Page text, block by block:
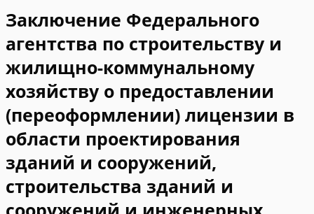
Заключение Федерального
агентства по строительству и
жилищно-коммунальному
хозяйству о предоставлении
(переоформлении) лицензии в
области проектирования
зданий и сооружений,
строительства зданий и